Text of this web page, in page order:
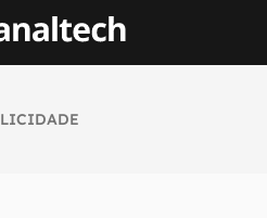
tecnologia em primeira